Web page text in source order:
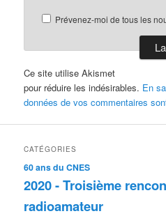
Prévenez-moi de tous les
Ce site utilise Akismet
pour réduire les indésirables. En
données de vos commentaires
CATÉGORIES
60 ans du CNES
2020 - Troisième
radioamateur